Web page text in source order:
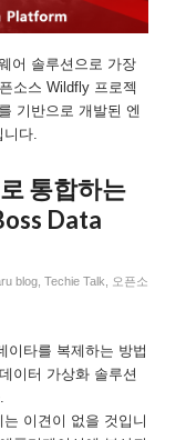
어 솔루션으로 가장
소스 Wildfly 프로젝
기반으로 개발된 엔
다.
통합하는
Data
blog, Techie Talk
오픈소
이타를 복제하는 방법
이터 가상화 솔루션
이견이 없을 것입니